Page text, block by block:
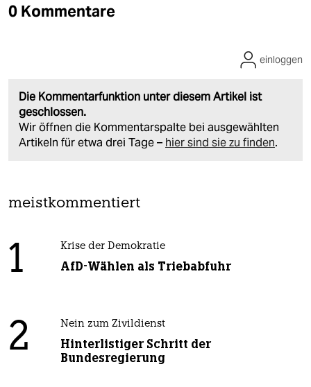
0 Kommentare
Die Kommentarfunktion unter diesem Artikel ist
geschlossen.
Wir öffnen die Kommentarspalte bei ausgewählten
Artikeln für etwa drei Tage – hier sind sie zu finden.
einloggen
meistkommentiert
1 Krise der Demokratie
AfD-Wählen als Triebabfuhr
2 Nein zum Zivildienst
Hinterlistiger Schritt der
Bundesregierung